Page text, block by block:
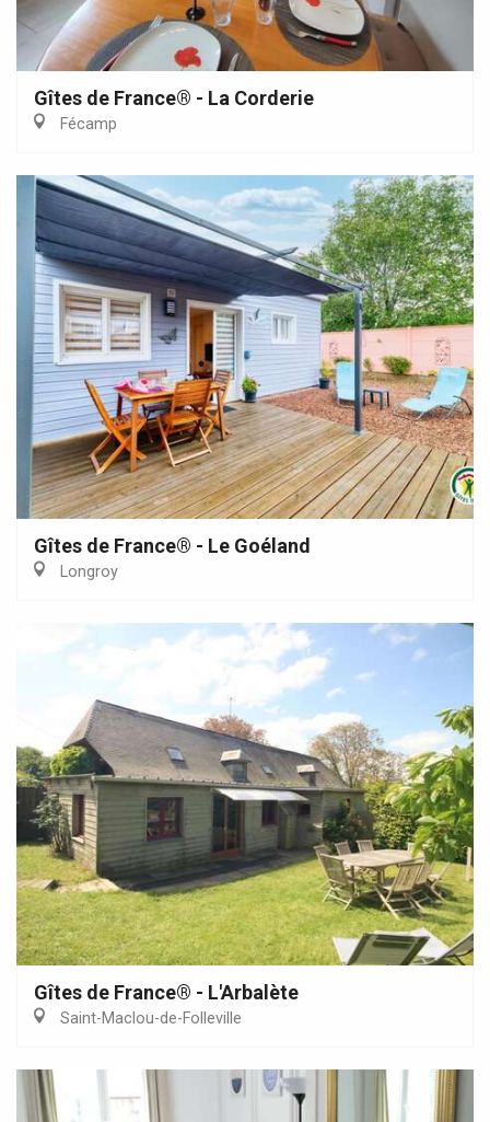
Gîtes de France® - La Corderie
Fécamp
Gîtes de France® - Le Goéland
Longroy
Gîtes de France® - L'Arbalète
Saint-Maclou-de-Folleville